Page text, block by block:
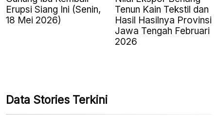
Erupsi Siang Ini (Senin,
18 Mei 2026)
Tenun Kain Tekstil dan
Hasil Hasilnya Provinsi
Jawa Tengah Februari
2026
Data Stories Terkini